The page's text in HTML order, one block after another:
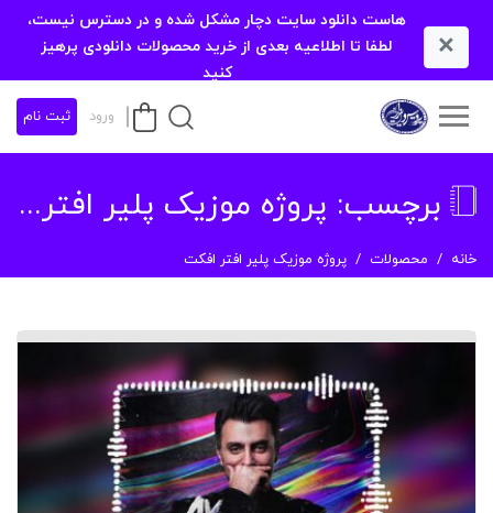
×
هاست دانلود سایت دچار مشکل شده و در دسترس نیست،
لطفا تا اطلاعیه بعدی از خرید محصولات دانلودی پرهیز
کنید
ورود ثبت نام
برچسب: پروژه موزیک پلیر افتر افکت
خانه محصولات پروژه موزیک پلیر افتر افکت